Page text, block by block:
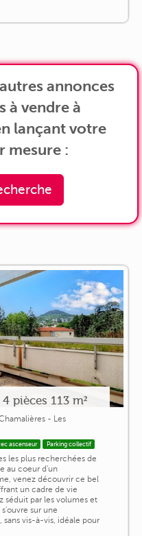
annonces
à vendre à
lançant votre
mesure :
pièces 113 m²
- Les
ascenseur Parking collectif
les plus recherchées de
au coeur d'un
venez découvrir ce bel
un cadre de vie
séduit par les volumes et
sur une
sans vis-à-vis, idéale pour